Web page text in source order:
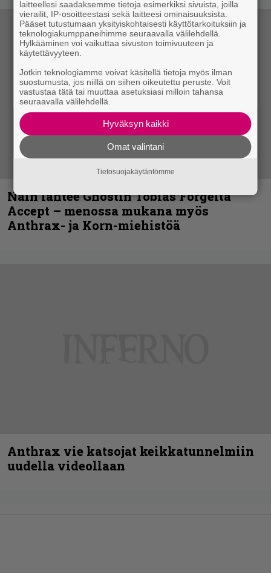
Näin lähtee Ghostin Tobias Forgelta
Accept – menossa mukana myös
Anthrax- ja Korn-miehistöä
Anthrax vie katsojat keikkatunnelmiin
uudella videollaan
laitteellesi saadaksemme tietoja esimerkiksi sivuista, joilla
vierailit, IP-osoitteestasi sekä laitteesi ominaisuuksista.
Pääset tutustumaan yksityiskohtaisesti käyttötarkoituksiin ja
teknologiakumppaneihimme seuraavalla välilehdellä.
Hylkääminen voi vaikuttaa sivuston toimivuuteen ja
käytettävyyteen.
Jotkin teknologiamme voivat käsitellä tietoja myös ilman
suostumusta, jos niillä on siihen oikeutettu peruste. Voit
vastustaa tätä tai muuttaa asetuksiasi milloin tahansa
seuraavalla välilehdellä.
Hyväksyn kaikki
Omat valintani
Tietosuojakäytäntömme